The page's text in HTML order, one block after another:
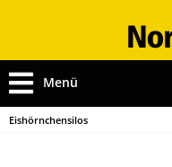
Menü
Eishörnchensilos